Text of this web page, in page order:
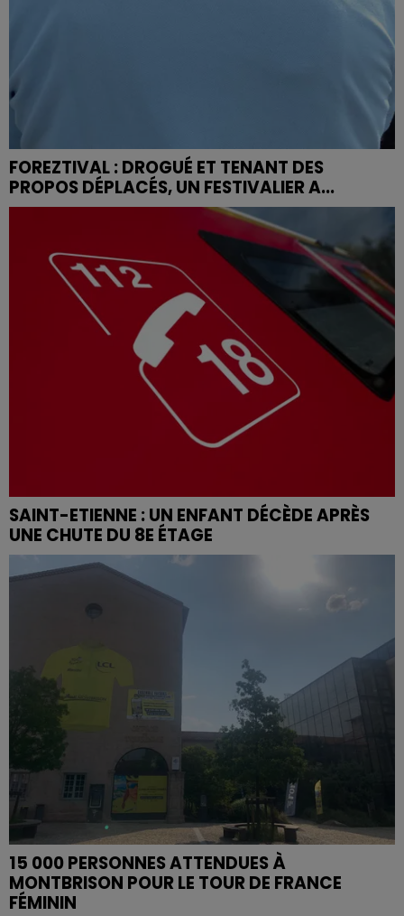
FOREZTIVAL : DROGUÉ ET TENANT DES
PROPOS DÉPLACÉS, UN FESTIVALIER A...
SAINT-ETIENNE : UN ENFANT DÉCÈDE APRÈS
UNE CHUTE DU 8E ÉTAGE
15 000 PERSONNES ATTENDUES À
MONTBRISON POUR LE TOUR DE FRANCE
FÉMININ